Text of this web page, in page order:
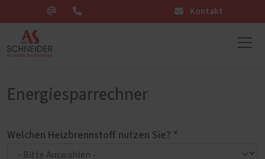
Kontakt
Energiesparrechner
Welchen Heizbrennstoff nutzen Sie? *